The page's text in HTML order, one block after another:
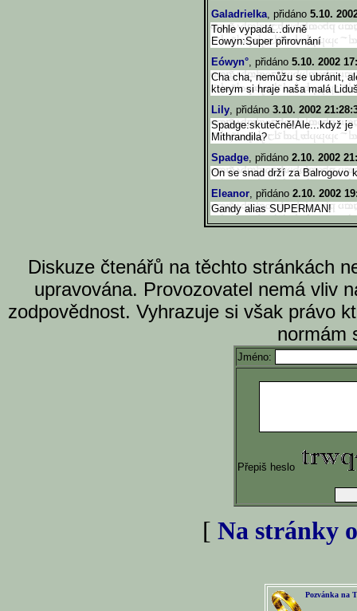
Galadrielka, přidáno 5.10.
Tohle vypadá...divně
Eowyn:Super přirovnání
Eówyn°, přidáno 5.10. 2002
Cha cha, nemůžu se ubránit,
kterym si hraje naša malá
Lily, přidáno 3.10. 2002
Spadge:skutečně!Ale...když
Mithrandila?
Spadge, přidáno 2.10. 2002
On se snad drží za Balrogovo
Eleanor, přidáno 2.10. 2002
Gandy alias SUPERMAN!
Diskuze čtenářů na těchto stránkách
upravována. Provozovatel nemá vliv
zodpovědnost. Vyhrazuje si však právo
normám
Jméno:
Přepiš heslo
[ Na stránky
Pozvánka na